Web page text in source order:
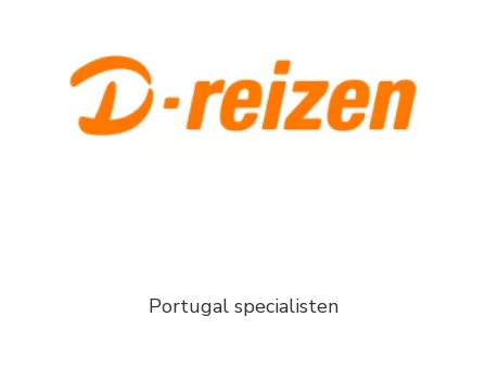
Portugal specialisten